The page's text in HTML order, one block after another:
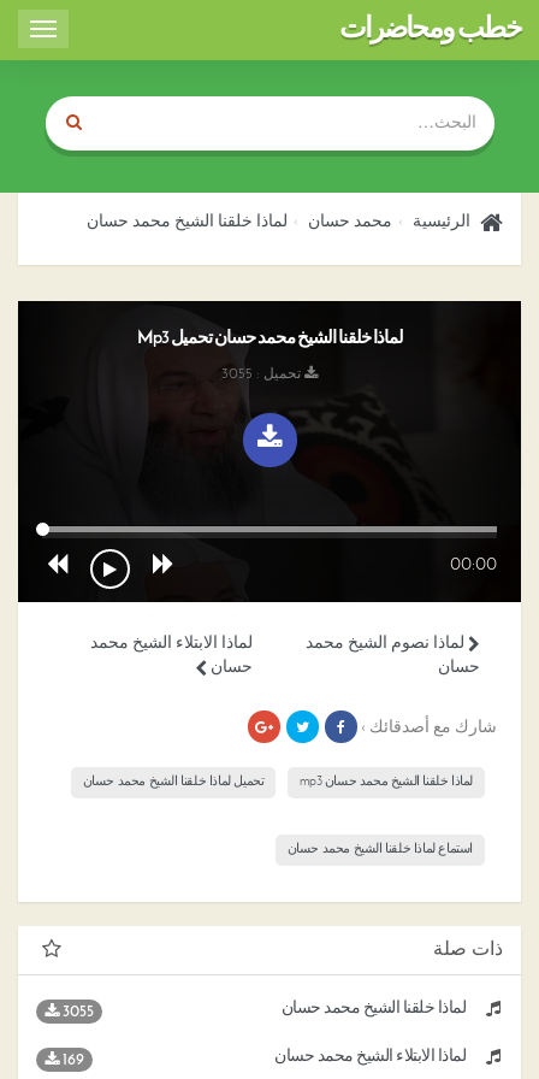
Toggle
خطب ومحاضرات
الرئيسية محمد حسان لماذا خلقنا الشيخ محمد حسان
لماذا خلقنا الشيخ محمد حسان تحميل Mp3
تحميل : 3055
00:00
لماذا الابتلاء الشيخ محمد
حسان
لماذا نصوم الشيخ محمد
حسان
شارك مع أصدقائك ›
لماذا خلقنا الشيخ محمد حسان mp3 تحميل لماذا خلقنا الشيخ محمد حسان
استماع لماذا خلقنا الشيخ محمد حسان
ذات صلة
لماذا خلقنا الشيخ محمد حسان 3055
لماذا الابتلاء الشيخ محمد حسان 169